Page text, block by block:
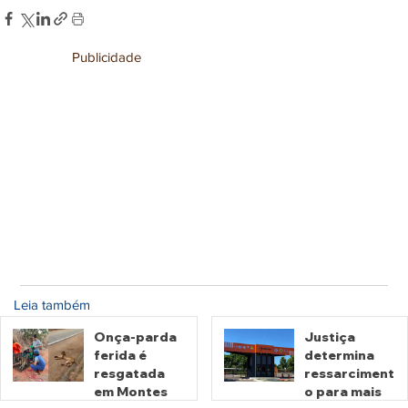
Publicidade
Leia também
Onça-parda
ferida é
resgatada
em Montes
Justiça
determina
ressarciment
o para mais